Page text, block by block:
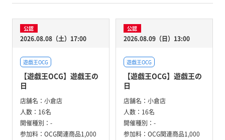
公認
2026.08.08（土）17:00
遊戯王OCG
【遊戯王OCG】遊戯王の
日
店舗名： 小倉店
人数： 16名
開催種別： -
参加料： OCG関連商品1,000
公認
2026.08.09（日）13:00
遊戯王OCG
【遊戯王OCG】遊戯王の
日
店舗名： 小倉店
人数： 16名
開催種別： -
参加料： OCG関連商品1,000